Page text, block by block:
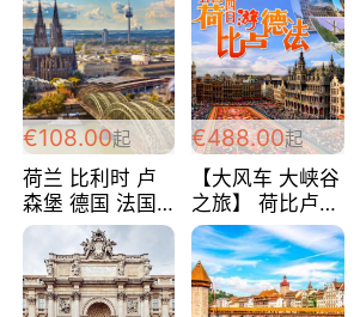
€108.00起
荷兰 比利时 卢
森堡 德国 法国
超爽玩遍西欧 循
环线 全程四星宾
馆 108欧/人/天
€488.00起
【大风车 大峡谷
之旅】 荷比卢德
法 巴黎上下 经
典五国四日游
488欧/人